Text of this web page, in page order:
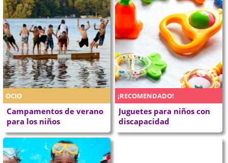
OCIO
Campamentos de verano
para los niños
¡RECOMENDADO!
Juguetes para niños con
discapacidad